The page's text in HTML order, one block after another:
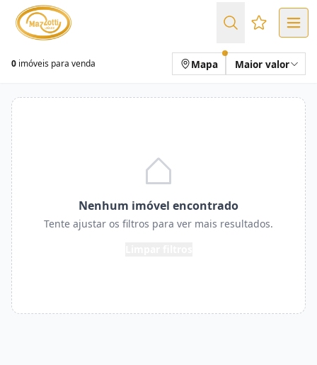
Favoritos
0 imóveis para venda Mapa Maior valor
Nenhum imóvel encontrado
Tente ajustar os filtros para ver mais resultados.